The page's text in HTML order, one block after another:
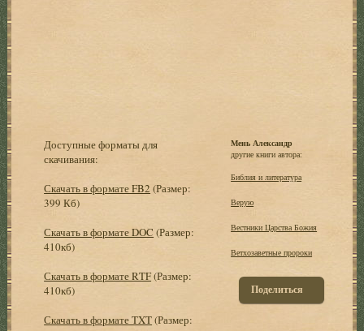
Доступные форматы для
скачивания:
Скачать в формате FB2 (Размер:
399 Кб)
Скачать в формате DOC (Размер:
410кб)
Скачать в формате RTF(Размер:
410кб)
Скачать в формате TXT(Размер:
Мень Александр
другие книги автора:
Библия и литература
Верую
Вестники Царства Божия
Ветхозаветные пророки
Поделиться